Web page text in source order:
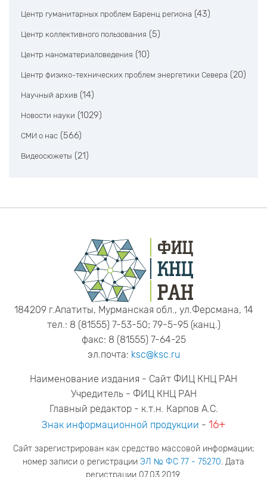
Центр гуманитарных проблем Баренц региона (43)
Центр коллективного пользования (5)
Центр наноматериаловедения (10)
Центр физико-технических проблем энергетики Севера (20)
Научный архив (14)
Новости науки (1029)
СМИ о нас (566)
Видеосюжеты (21)
184209 г.Апатиты, Мурманская обл., ул.Ферсмана, 14
тел.: 8 (81555) 7-53-50; 79-5-95 (канц.)
факс: 8 (81555) 7-64-25
эл.почта: ksc@ksc.ru
Наименование издания - Сайт ФИЦ КНЦ РАН
Учредитель - ФИЦ КНЦ РАН
Главный редактор - к.т.н. Карпов А.С.
Знак информационной продукции - 16+
Сайт зарегистрирован как средство массовой информации;
номер записи о регистрации ЭЛ № ФС 77 - 75270. Дата